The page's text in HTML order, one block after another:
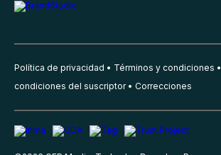
Política de privacidad Términos y condiciones
condiciones del suscriptor
Correcciones